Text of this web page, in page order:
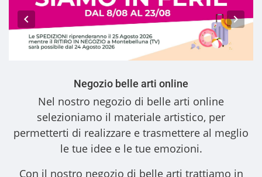
Negozio belle arti online
Nel nostro negozio di belle arti online
selezioniamo il materiale artistico, per
permetterti di realizzare e trasmettere al meglio
le tue idee e le tue emozioni.
Con il nostro negozio di belle arti trattiamo in